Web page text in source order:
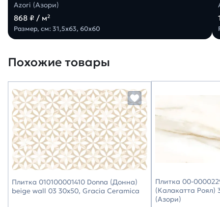
Azori (Азори)
868 ₽ / м²
Размер, см: 31,5х63, 60х60
Похожие товары
Плитка 010100001410 Donna (Донна)
beige wall 03 30х50, Gracia Ceramica
Плитка 00-
(Калакатта Роял)
(Азори)